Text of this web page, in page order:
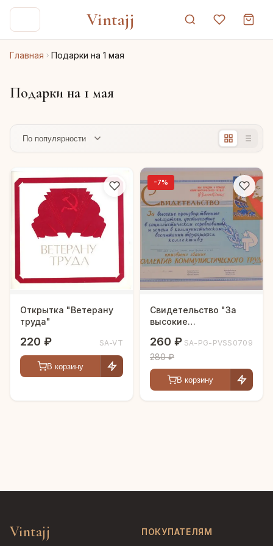
Vintajj
Главная Подарки на 1 мая
Подарки на 1 мая
Открытка "Ветерану
труда"
220 ₽ SA-VT
В корзину
-7%
Свидетельство "За
высокие
показатели"
260 ₽
280 ₽
SA-PG-PVSS0709
В корзину
Vintajj ПОКУПАТЕЛЯМ